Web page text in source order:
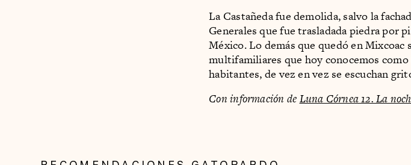
La Castañeda fue demolida, salvo la
Generales que fue trasladada piedra por
México. Lo demás que quedó en
multifamiliares que hoy conocemos
habitantes, de vez en vez se escuchan
Con información de Luna Córnea 12. La